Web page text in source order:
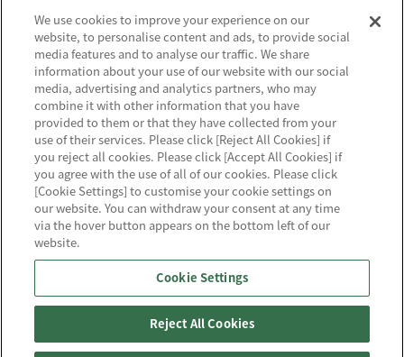
ビジネスパートナーサイト
ニュースリリース
お知らせ
お問い合わせ／サポート
ハウジング・クラウド・ストリーミングの
NTTスマートコネクト
We use cookies to improve your experience on our
website, to personalise content and ads, to provide social
media features and to analyse our traffic. We share
information about your use of our website with our social
media, advertising and analytics partners, who may
combine it with other information that you have
provided to them or that they have collected from your
use of their services. Please click [Reject All Cookies] if
you reject all cookies. Please click [Accept All Cookies] if
you agree with the use of all of our cookies. Please click
[Cookie Settings] to customise your cookie settings on
our website. You can withdraw your consent at any time
via the hover button appears on the bottom left of our
website.
Cookie Settings
Reject All Cookies